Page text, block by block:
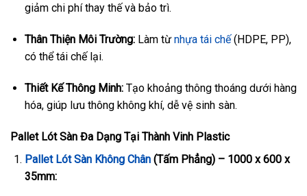
giảm chi phí thay thế và bảo trì.
Thân Thiện Môi Trường:Làm từ nhựa tái chế(HDPE, PP),
có thể tái chế lại.
Thiết Kế Thông Minh:Tạo khoảng thông thoáng dưới hàng
hóa, giúp lưu thông không khí, dễ vệ sinh sàn.
Pallet Lót Sàn Đa Dạng Tại Thành Vinh Plastic
Pallet Lót Sàn Không Chân(Tấm Phẳng) – 1000 x 600 x
35mm: